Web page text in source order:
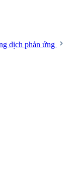
dịch phản ứng